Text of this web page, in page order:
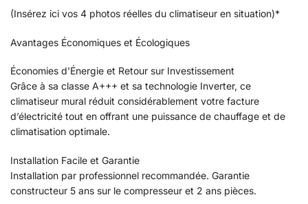
(Insérez ici vos 4 photos réelles du climatiseur en situation)*
Avantages Économiques et Écologiques
Économies d’Énergie et Retour sur Investissement
Grâce à sa classe A+++ et sa technologie Inverter, ce
climatiseur mural réduit considérablement votre facture
d’électricité tout en offrant une puissance de chauffage et de
climatisation optimale.
Installation Facile et Garantie
Installation par professionnel recommandée. Garantie
constructeur 5 ans sur le compresseur et 2 ans pièces.